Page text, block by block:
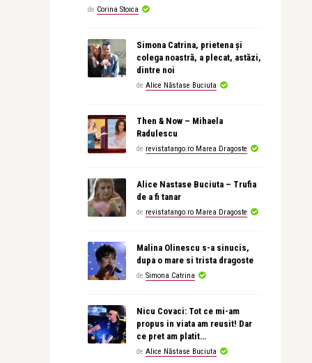
de Corina Stoica
Simona Catrina, prietena și
colega noastră, a plecat, astăzi,
dintre noi
de Alice Năstase Buciuta
Then & Now – Mihaela
Radulescu
de revistatango.ro Marea Dragoste
Alice Nastase Buciuta – Trufia
de a fi tanar
de revistatango.ro Marea Dragoste
Malina Olinescu s-a sinucis,
dupa o mare si trista dragoste
de Simona Catrina
Nicu Covaci: Tot ce mi-am
propus in viata am reusit! Dar
ce pret am platit…
de Alice Năstase Buciuta